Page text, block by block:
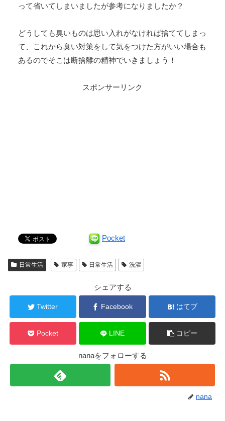
って省いてしまいましたが参考になりましたか？
どうしても臭いものは思い入れがなければ捨ててしまっ
て、これから臭い対策をして気をつけた方がいい場合も
あるのでそこは断捨離の精神でいきましょう！
スポンサーリンク
Pocket
日常生活 家事 日常生活 洗濯
シェアする
Twitter Facebook はてブ
Pocket LINE コピー
nanaをフォローする
nana